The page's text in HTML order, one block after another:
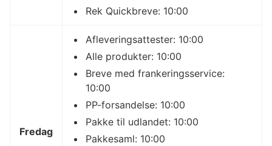
Rek Quickbreve: 10:00
Fredag
Afleveringsattester: 10:00
Alle produkter: 10:00
Breve med frankeringsservice:
10:00
PP-forsandelse: 10:00
Pakke til udlandet: 10:00
Pakkesaml: 10:00